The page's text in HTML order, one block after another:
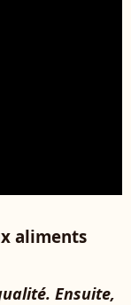
aliments
Ensuite,